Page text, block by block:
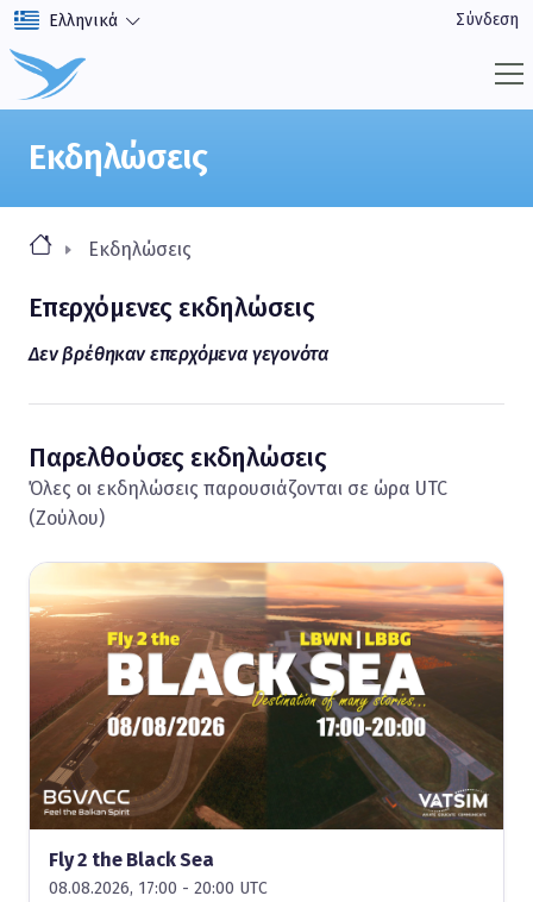
Ελληνικά Σύνδεση
Εκδηλώσεις
Εκδηλώσεις
Επερχόμενες εκδηλώσεις
Δεν βρέθηκαν επερχόμενα γεγονότα
Παρελθούσες εκδηλώσεις
Όλες οι εκδηλώσεις παρουσιάζονται σε ώρα UTC
(Ζούλου)
Fly 2 the Black Sea
08.08.2026, 17:00 - 20:00 UTC